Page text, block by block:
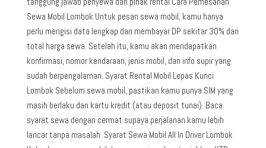
Sewa Mobil Lombok Untuk pesan sewa mobil, kamu hanya
perlu mengisi data lengkap dan membayar DP sekitar 30% dari
total harga sewa. Setelah itu, kamu akan mendapatkan
konfirmasi, nomor kendaraan, jenis mobil, dan info supir yang
sudah berpengalaman. Syarat Rental Mobil Lepas Kunci
Lombok Sebelum sewa mobil, pastikan kamu punya SIM yang
masih berlaku dan kartu kredit (atau deposit tunai). Baca
syarat sewa dengan cermat supaya perjalanan kamu lebih
lancar tanpa masalah. Syarat Sewa Mobil All In Driver Lombok